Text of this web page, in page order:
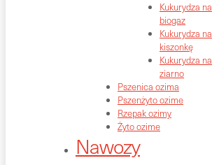
Kukurydza na
biogaz
Kukurydza na
kiszonkę
Kukurydza na
ziarno
Pszenica ozima
Pszenżyto ozime
Rzepak ozimy
Żyto ozime
Nawozy